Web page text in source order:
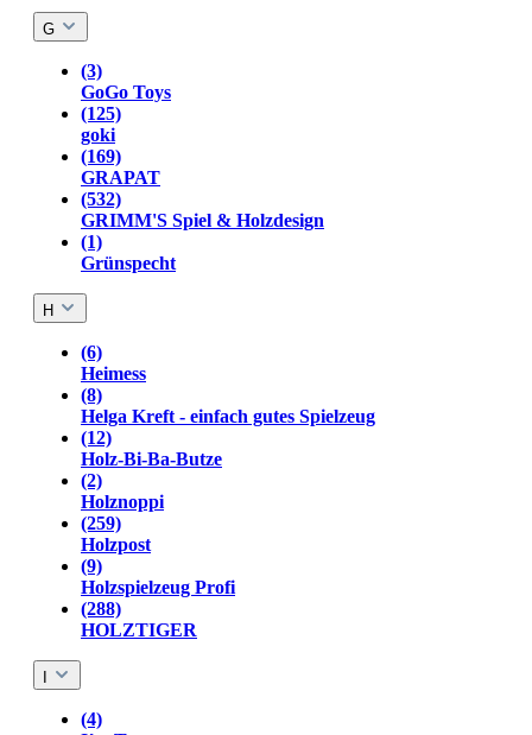
G
(3)
GoGo Toys
(125)
goki
(169)
GRAPAT
(532)
GRIMM'S Spiel & Holzdesign
(1)
Grünspecht
H
(6)
Heimess
(8)
Helga Kreft - einfach gutes Spielzeug
(12)
Holz-Bi-Ba-Butze
(2)
Holznoppi
(259)
Holzpost
(9)
Holzspielzeug Profi
(288)
HOLZTIGER
(4)